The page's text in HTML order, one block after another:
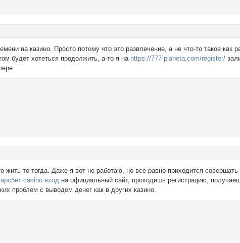
на казино. Просто потому что это развлечение, а не что-то такое как
будет хотеться продолжить, а-то я на https://777-planeta.com/register/
жить то тогда. Даже я вот не работаю, но все равно приходится
casino вход на официальный сайт, проходишь регистрацию,
проблем с выводом денег как в других казино.